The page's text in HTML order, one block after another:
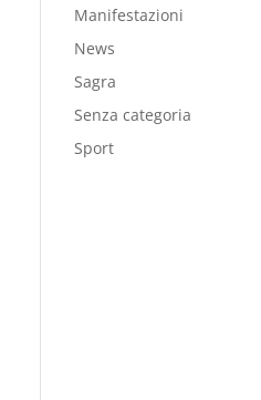
Manifestazioni
News
Sagra
Senza categoria
Sport